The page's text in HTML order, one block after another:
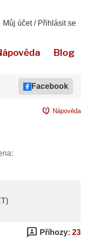
Můj účet / Přihlásit se
Blog
Facebook
contact_support Nápověda
3p Příhozy: 23